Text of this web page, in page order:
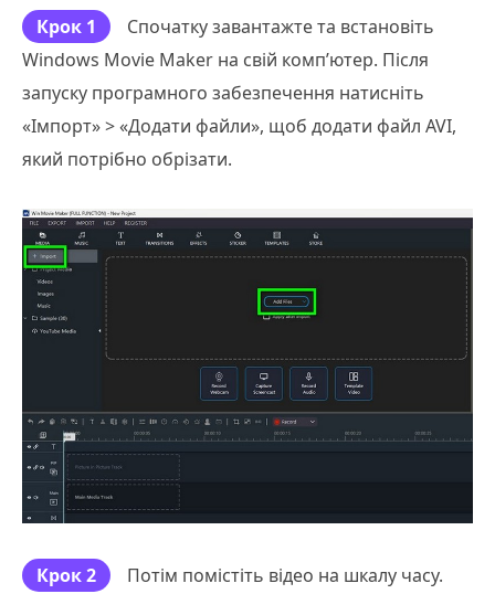
Крок 1
Спочатку завантажте та встановіть
Windows Movie Maker на свій комп’ютер. Після
запуску програмного забезпечення натисніть
«Імпорт» > «Додати файли», щоб додати файл AVI,
який потрібно обрізати.
Крок 2
Потім помістіть відео на шкалу часу.